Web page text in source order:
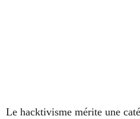
Le hacktivisme mérite une